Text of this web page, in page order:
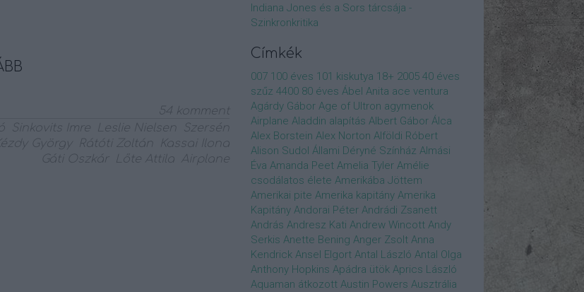
54 komment
Sinkovits Imre Leslie Nielsen
Szersén
György Rátóti Zoltán
Kassai Ilona
Gáti Oszkár
Lőte Attila Airplane
Indiana Jones és a Sors tárcsája -
Szinkronkritika
Címkék
007 100 éves 101 kiskutya 18+ 2005 40 éves
szűz 4400 80 éves Ábel Anita ace ventura
Agárdy Gábor Age of Ultron agymenok
Airplane Aladdin alapítás Albert Gábor Álca
Alex Borstein Alex Norton Alföldi Róbert
Alison Sudol Állami Déryné Színház Almási
Éva Amanda Peet Amelia Tyler Amélie
csodálatos élete Amerikába Jöttem
Amerikai pite Amerika kapitány Amerika
Kapitány Andorai Péter Andrádi Zsanett
András Andresz Kati Andrew Wincott Andy
Serkis Anette Bening Anger Zsolt Anna
Kendrick Ansel Elgort Antal László Antal Olga
Anthony Hopkins Apádra ütök Aprics László
Aquaman átkozott Austin Powers Ausztrália